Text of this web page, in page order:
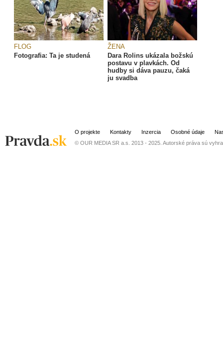
FLOG
Fotografia: Ta je studená
ŽENA
Dara Rolins ukázala božskú
postavu v plavkách. Od
hudby si dáva pauzu, čaká
ju svadba
O projekte Kontakty Inzercia Osobné údaje
© OUR MEDIA SR a.s. 2013 - 2025. Autorské práva sú